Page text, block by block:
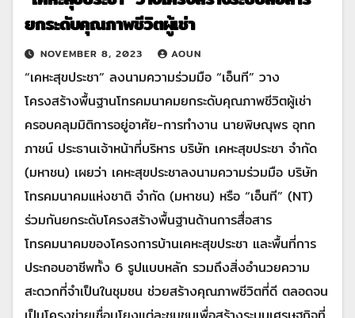
ยกระดับคุณภาพชีวิตผู้เช่า
NOVEMBER 8, 2023 AOUN
“เคหะสุขประชา” ลงนามความร่วมมือ “เอ็นที” วาง
โครงสร้างพื้นฐานโทรคมนาคมยกระดับคุณภาพชีวิตผู้เช่า
ครอบคลุมมิติการอยู่อาศัย-การทำงาน นายพิษณุพร อุทก
ภาชน์ ประธานเจ้าหน้าที่บริหาร บริษัท เคหะสุขประชา จำกัด
(มหาชน) เผยว่า เคหะสุขประชาลงนามความร่วมมือ บริษัท
โทรคมนาคมแห่งชาติ จำกัด (มหาชน) หรือ “เอ็นที” (NT)
ร่วมกันยกระดับโครงสร้างพื้นฐานด้านการสื่อสาร
โทรคมนาคมของโครงการบ้านเคหะสุขประชา และพื้นที่การ
ประกอบอาชีพทั้ง 6 รูปแบบหลัก รวมถึงสิ่งอำนวยความ
สะดวกที่จำเป็นในชุมชน ช่วยสร้างคุณภาพชีวิตที่ดี ตลอดจน